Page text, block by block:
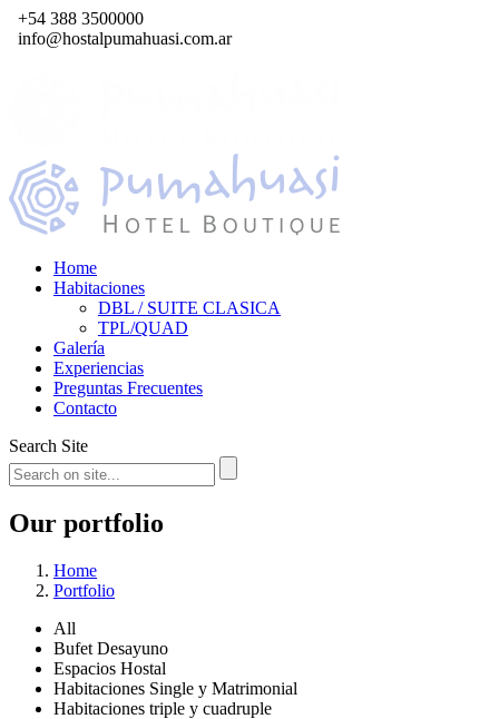
+54 388 3500000
info@hostalpumahuasi.com.ar
Home
Habitaciones
DBL / SUITE CLASICA
TPL/QUAD
Galería
Experiencias
Preguntas Frecuentes
Contacto
Search Site
Our portfolio
Home
Portfolio
All
Bufet Desayuno
Espacios Hostal
Habitaciones Single y Matrimonial
Habitaciones triple y cuadruple